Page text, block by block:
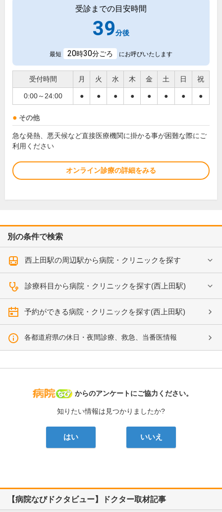
受診までの目安時間
39分後
最短 20時30分ごろ にお呼びいたします
受付時間 月 火 水 木 金 土 日 祝
0:00～24:00 ● ● ● ● ● ● ● ●
その他
急な発熱、悪天候など直接医療機関に掛かる事が困難な際にご
利用ください
オンライン診療の詳細をみる
別の条件で検索
西上田駅の周辺駅から病院・クリニックを探す
診療科目から病院・クリニックを探す(西上田駅)
予約ができる病院・クリニックを探す(西上田駅)
各都道府県の休日・夜間診療、救急、当番医情報
病院なび
からのアンケートにご協力ください。
知りたい情報は見つかりましたか?
はい いいえ
【病院なびドクタビュー】ドクター取材記事